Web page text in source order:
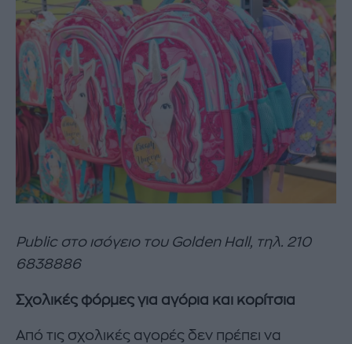
Public στο ισόγειο του Golden Hall, τηλ. 210
6838886
Σχολικές φόρμες για αγόρια και κορίτσια
Από τις σχολικές αγορές δεν πρέπει να